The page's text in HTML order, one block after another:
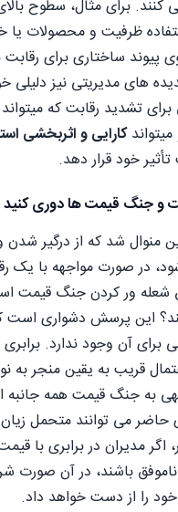
کنند. برای مثال، سطوح
ظرفیت و محصولات یا
پیوند ساختاری برای
های مدیریتی نیز دلیلی
تشدید رقابت که
کارایی و اثربخشی
خود قرار دهد.
و جنگ قیمت ها دوری کنید
منوال شد که از درگیر
در صورت مواجهه با یک
شعله ور کردن جنگ قیمت
این پرسش دشواری
برای آن وجود ندارد.
قریب به یقین منجر به
به جنگ قیمت همه
حاضر می توانند متحمل
اگر مدیران در برابری با
باشند، در آن صورت
را از دست خواهد داد.